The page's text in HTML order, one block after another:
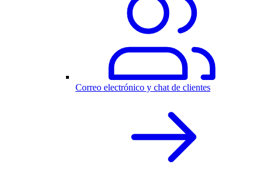
Correo electrónico y chat de clientes